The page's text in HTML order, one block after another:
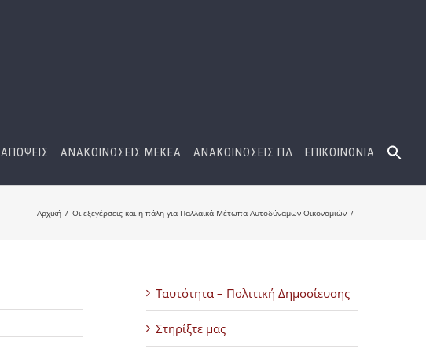
ΑΠΟΨΕΙΣ ΑΝΑΚΟΙΝΩΣΕΙΣ ΜΕΚΕΑ ΑΝΑΚΟΙΝΩΣΕΙΣ ΠΔ ΕΠΙΚΟΙΝΩΝΙΑ
Αρχική Οι εξεγέρσεις και η πάλη για Παλλαϊκά Μέτωπα Αυτοδύναμων Οικονομιών
Ταυτότητα – Πολιτική Δημοσίευσης
Στηρίξτε μας